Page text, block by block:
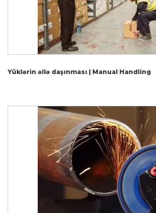
Yüklərin əllə daşınması | Manual Handling